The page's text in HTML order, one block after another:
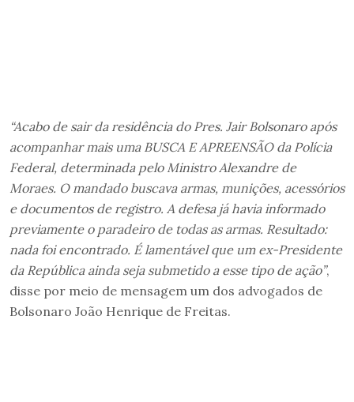
“Acabo de sair da residência do Pres. Jair Bolsonaro após
acompanhar mais uma BUSCA E APREENSÃO da Polícia
Federal, determinada pelo Ministro Alexandre de
Moraes. O mandado buscava armas, munições, acessórios
e documentos de registro. A defesa já havia informado
previamente o paradeiro de todas as armas. Resultado:
nada foi encontrado. É lamentável que um ex-Presidente
da República ainda seja submetido a esse tipo de ação”,
disse por meio de mensagem um dos advogados de
Bolsonaro João Henrique de Freitas.